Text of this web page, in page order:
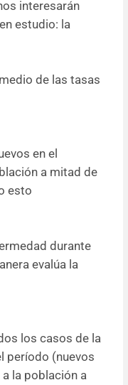
interesarán
estudio: la
de las tasas
en el
a mitad de
esto
durante
evalúa la
los casos de la
período (nuevos
la población a